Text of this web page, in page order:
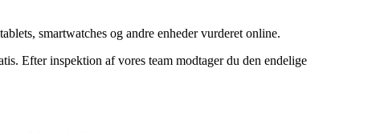
smartwatches og andre enheder vurderet online.
Efter inspektion af vores team modtager du den endelige